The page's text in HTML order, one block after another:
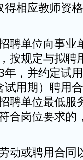
得相应教师资
聘单位向事业
按规定与拟聘
年，并约定试
用期）聘用
聘单位最低服
合岗位要求的
动或聘用合同